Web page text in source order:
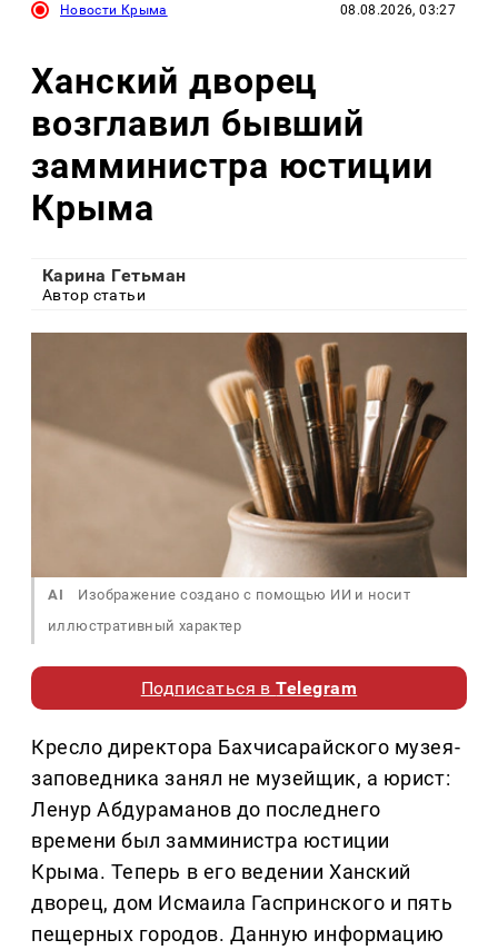
Новости Крыма 08.08.2026, 03:27
Ханский дворец
возглавил бывший
замминистра юстиции
Крыма
Карина Гетьман
Автор статьи
AI
Изображение создано с помощью ИИ и носит
иллюстративный характер
Подписаться вTelegram
Кресло директора Бахчисарайского музея-
заповедника занял не музейщик, а юрист:
Ленур Абдураманов до последнего
времени был замминистра юстиции
Крыма. Теперь в его ведении Ханский
дворец, дом Исмаила Гаспринского и пять
пещерных городов. Данную информацию